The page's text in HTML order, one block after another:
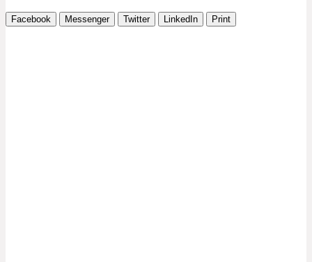
Facebook Messenger Twitter LinkedIn Print